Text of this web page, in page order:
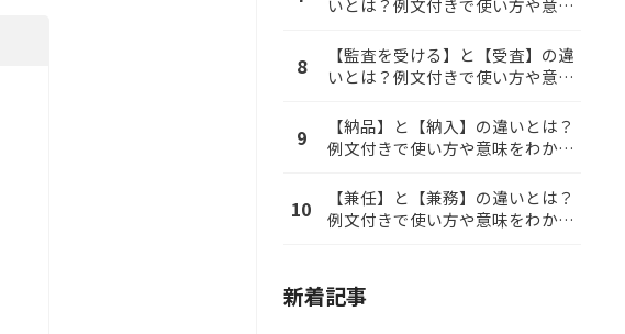
いとは？例文付きで使い方や意味
8
【監査を受ける】と【受査】の違
いとは？例文付きで使い方や意味
9
【納品】と【納入】の違いとは？
例文付きで使い方や意味をわかり
10
【兼任】と【兼務】の違いとは？
例文付きで使い方や意味をわかり
新着記事